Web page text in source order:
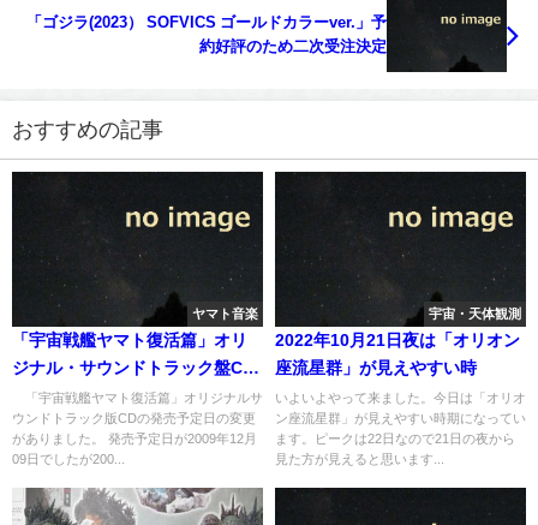
「ゴジラ(2023） SOFVICS ゴールドカラーver.」予
約好評のため二次受注決定
おすすめの記事
ヤマト音楽
「宇宙戦艦ヤマト復活篇」オリ
ジナル・サウンドトラック盤CD
の発売日が変更された
「宇宙戦艦ヤマト復活篇」オリジナルサ
ウンドトラック版CDの発売予定日の変更
がありました。 発売予定日が2009年12月
09日でしたが200...
宇宙・天体観測
2022年10月21日夜は「オリオン
座流星群」が見えやすい時
いよいよやって来ました。今日は「オリオ
ン座流星群」が見えやすい時期になってい
ます。ピークは22日なので21日の夜から
見た方が見えると思います...